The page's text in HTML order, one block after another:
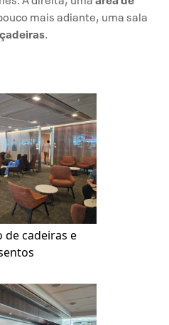
mais adiante, uma sala
.
de cadeiras e